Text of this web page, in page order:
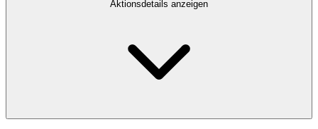
Aktionsdetails anzeigen